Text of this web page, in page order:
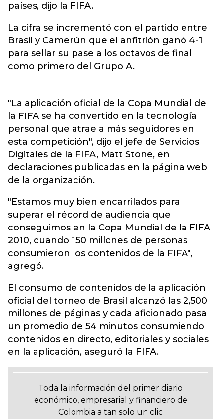
países, dijo la FIFA.
La cifra se incrementó con el partido entre
Brasil y Camerún que el anfitrión ganó 4-1
para sellar su pase a los octavos de final
como primero del Grupo A.
"La aplicación oficial de la Copa Mundial de
la FIFA se ha convertido en la tecnología
personal que atrae a más seguidores en
esta competición", dijo el jefe de Servicios
Digitales de la FIFA, Matt Stone, en
declaraciones publicadas en la página web
de la organización.
"Estamos muy bien encarrilados para
superar el récord de audiencia que
conseguimos en la Copa Mundial de la FIFA
2010, cuando 150 millones de personas
consumieron los contenidos de la FIFA",
agregó.
El consumo de contenidos de la aplicación
oficial del torneo de Brasil alcanzó las 2,500
millones de páginas y cada aficionado pasa
un promedio de 54 minutos consumiendo
contenidos en directo, editoriales y sociales
en la aplicación, aseguró la FIFA.
Toda la información del primer diario
económico, empresarial y financiero de
Colombia a tan solo un clic